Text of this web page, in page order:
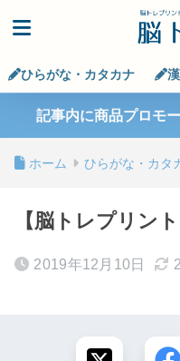
ひらがな・カタカナ
記事内に商品プロモ
ホーム ひらがな・カタ
【脳トレプリン
2019年12月10日